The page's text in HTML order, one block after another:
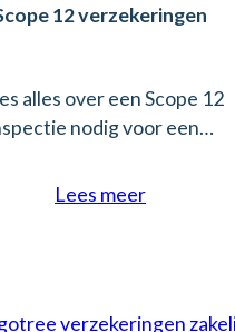
12 verzekeringen
alles over een Scope 12
nodig voor een…
Lees meer